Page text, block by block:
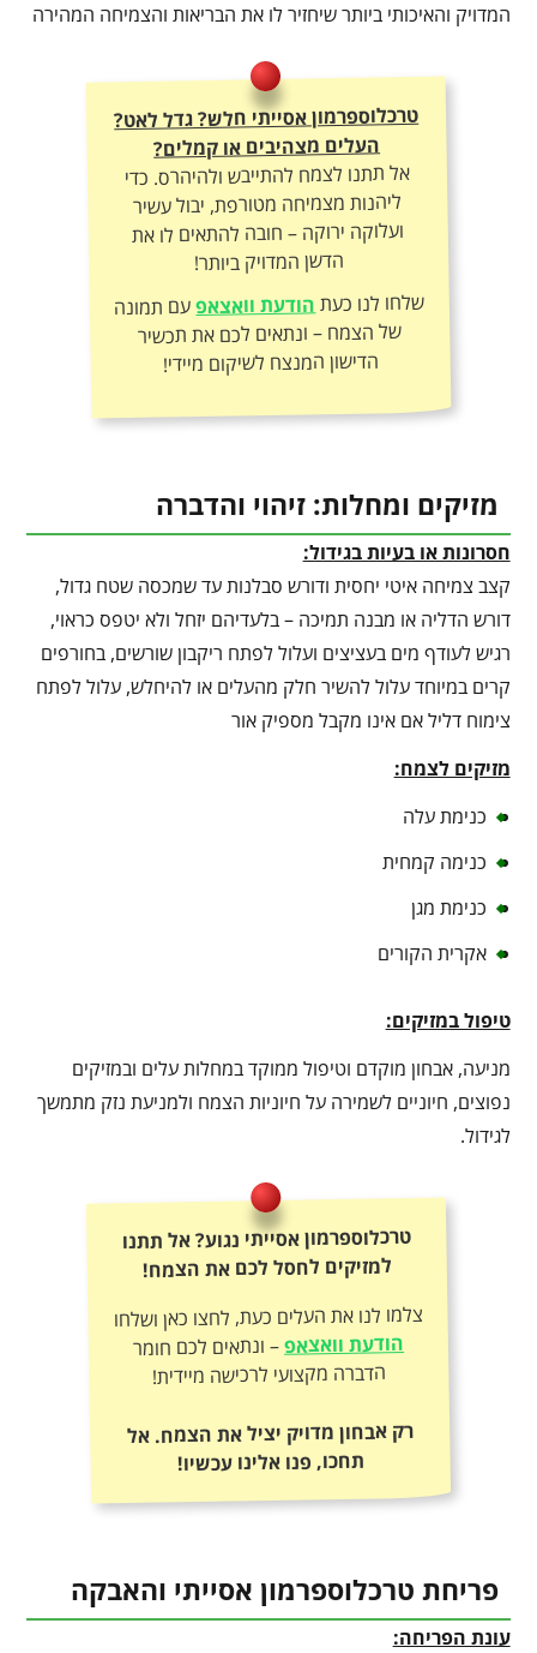
המדויק והאיכותי ביותר שיחזיר לו את הבריאות והצמיחה המהירה
טרכלוספרמון אסייתי חלש? גדל לאט?
העלים מצהיבים או קמלים?
אל תתנו לצמח להתייבש ולהיהרס. כדי
ליהנות מצמיחה מטורפת, יבול עשיר
ועלוקה ירוקה – חובה להתאים לו את
הדשן המדויק ביותר!
שלחו לנו כעתהודעת וואצאפעם תמונה
של הצמח – ונתאים לכם את תכשיר
הדישון המנצח לשיקום מיידי!
מזיקים ומחלות: זיהוי והדברה
חסרונות או בעיות בגידול:
קצב צמיחה איטי יחסית ודורש סבלנות עד שמכסה שטח גדול,
דורש הדליה או מבנה תמיכה – בלעדיהם יזחל ולא יטפס כראוי,
רגיש לעודף מים בעציצים ועלול לפתח ריקבון שורשים, בחורפים
קרים במיוחד עלול להשיר חלק מהעלים או להיחלש, עלול לפתח
צימוח דליל אם אינו מקבל מספיק אור
מזיקים לצמח:
כנימת עלה
כנימה קמחית
כנימת מגן
אקרית הקורים
טיפול במזיקים:
מניעה, אבחון מוקדם וטיפול ממוקד במחלות עלים ובמזיקים
נפוצים, חיוניים לשמירה על חיוניות הצמח ולמניעת נזק מתמשך
לגידול.
טרכלוספרמון אסייתי נגוע? אל תתנו
למזיקים לחסל לכם את הצמח!
צלמו לנו את העלים כעת, לחצו כאן ושלחו
הודעת וואצאפ– ונתאים לכם חומר
הדברה מקצועי לרכישה מיידית!
רק אבחון מדויק יציל את הצמח. אל
תחכו, פנו אלינו עכשיו!
פריחת טרכלוספרמון אסייתי והאבקה
עונת הפריחה: